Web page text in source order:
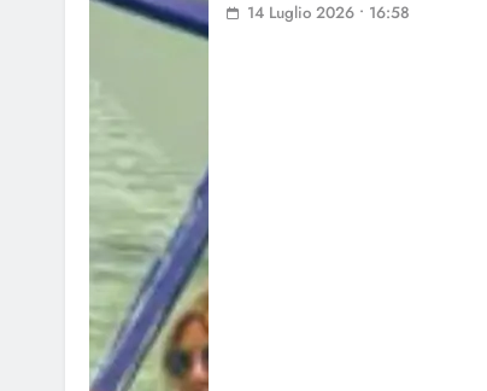
14 Luglio 2026 • 16:58